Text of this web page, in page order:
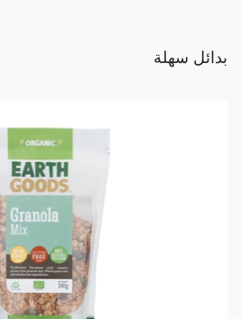
بدائل سهلة